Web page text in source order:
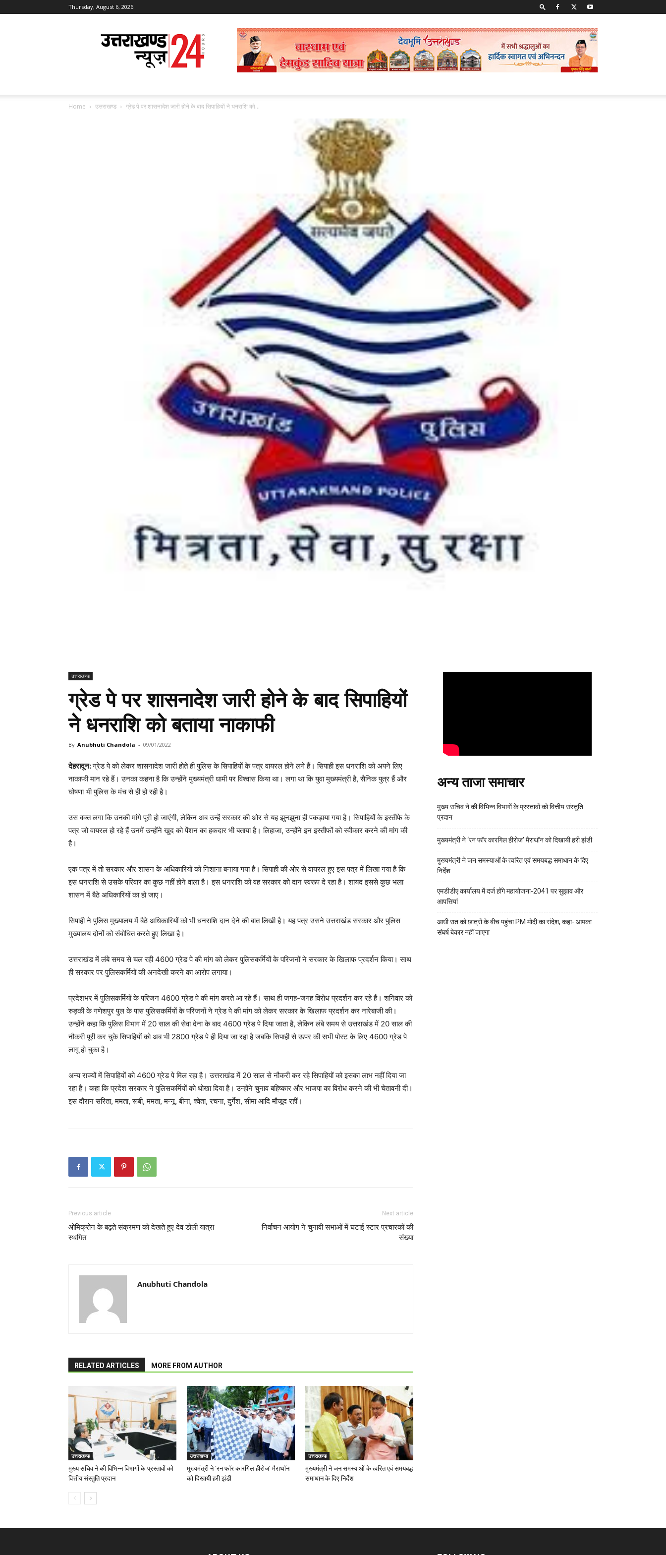
Thursday, August 6, 2026
Uttarakhand
News
24
Home उत्तराखण्ड ग्रेड पे पर शासनादेश जारी होने के बाद सिपाहियों ने धनराशि को...
उत्तराखण्ड
ग्रेड पे पर शासनादेश जारी होने के बाद सिपाहियों
ने धनराशि को बताया नाकाफी
By Anubhuti Chandola - 09/01/2022
देहरादून:ग्रेड पे को लेकर शासनादेश जारी होते ही पुलिस के सिपाहियों के पत्र वायरल होने लगे हैं। सिपाही इस धनराशि को अपने लिए
नाकाफी मान रहे हैं। उनका कहना है कि उन्होंने मुख्यमंत्री धामी पर विश्वास किया था। लगा था कि युवा मुख्यमंत्री है, सैनिक पुत्र हैं और
घोषणा भी पुलिस के मंच से ही हो रही है।
उस वक्त लगा कि उनकी मांगे पूरी हो जाएंगी, लेकिन अब उन्हें सरकार की ओर से यह झुनझुना ही पकड़ाया गया है। सिपाहियों के इस्तीफे के
पत्र जो वायरल हो रहे हैं उनमें उन्होंने खुद को पेंशन का हकदार भी बताया है। लिहाजा, उन्होंने इन इस्तीफों को स्वीकार करने की मांग की
है।
एक पत्र में तो सरकार और शासन के अधिकारियों को निशाना बनाया गया है। सिपाही की ओर से वायरल हुए इस पत्र में लिखा गया है कि
इस धनराशि से उसके परिवार का कुछ नहीं होने वाला है। इस धनराशि को वह सरकार को दान स्वरूप दे रहा है। शायद इससे कुछ भला
शासन में बैठे अधिकारियों का हो जाए।
सिपाही ने पुलिस मुख्यालय में बैठे अधिकारियों को भी धनराशि दान देने की बात लिखी है। यह पत्र उसने उत्तराखंड सरकार और पुलिस
मुख्यालय दोनों को संबोधित करते हुए लिखा है।
उत्तराखंड में लंबे समय से चल रही 4600 ग्रेड पे की मांग को लेकर पुलिसकर्मियों के परिजनों ने सरकार के खिलाफ प्रदर्शन किया। साथ
ही सरकार पर पुलिसकर्मियों की अनदेखी करने का आरोप लगाया।
प्रदेशभर में पुलिसकर्मियों के परिजन 4600 ग्रेड पे की मांग करते आ रहे हैं। साथ ही जगह-जगह विरोध प्रदर्शन कर रहे हैं। शनिवार को
रुड़की के गणेशपुर पुल के पास पुलिसकर्मियों के परिजनों ने ग्रेड पे की मांग को लेकर सरकार के खिलाफ प्रदर्शन कर नारेबाजी की।
उन्होंने कहा कि पुलिस विभाग में 20 साल की सेवा देना के बाद 4600 ग्रेड पे दिया जाता है, लेकिन लंबे समय से उत्तराखंड में 20 साल की
नौकरी पूरी कर चुके सिपाहियों को अब भी 2800 ग्रेड पे ही दिया जा रहा है जबकि सिपाही से ऊपर की सभी पोस्ट के लिए 4600 ग्रेड पे
लागू हो चुका है।
अन्य राज्यों में सिपाहियों को 4600 ग्रेड पे मिल रहा है। उत्तराखंड में 20 साल से नौकरी कर रहे सिपाहियों को इसका लाभ नहीं दिया जा
रहा है। कहा कि प्रदेश सरकार ने पुलिसकर्मियों को धोखा दिया है। उन्होंने चुनाव बहिष्कार और भाजपा का विरोध करने की भी चेतावनी दी।
इस दौरान सरिता, ममता, रूबी, ममता, मन्नू, बीना, श्वेता, रचना, दुर्गेश, सीमा आदि मौजूद रहीं।
Previous article
ओमिक्रोन के बढ़ते संक्रमण को देखते हुए देव डोली यात्रा
स्थगित
Next article
निर्वाचन आयोग ने चुनावी सभाओं में घटाई स्टार प्रचारकों की
संख्या
Anubhuti Chandola
RELATED ARTICLES MORE FROM AUTHOR
उत्तराखण्ड
मुख्य सचिव ने की विभिन्न विभागों के प्रस्तावों को
वित्तीय संस्तुति प्रदान
उत्तराखण्ड
मुख्यमंत्री ने ‘रन फॉर कारगिल हीरोज’ मैराथॉन
को दिखायी हरी झंडी
उत्तराखण्ड
मुख्यमंत्री ने जन समस्याओं के त्वरित एवं समयबद्ध
समाधान के दिए निर्देश
अन्य ताजा समाचार
मुख्य सचिव ने की विभिन्न विभागों के प्रस्तावों को वित्तीय संस्तुति
प्रदान
मुख्यमंत्री ने ‘रन फॉर कारगिल हीरोज’ मैराथॉन को दिखायी हरी झंडी
मुख्यमंत्री ने जन समस्याओं के त्वरित एवं समयबद्ध समाधान के दिए
निर्देश
एमडीडीए कार्यालय में दर्ज होंगे महायोजना-2041 पर सुझाव और
आपत्तियां
आधी रात को छात्रों के बीच पहुंचा PM मोदी का संदेश, कहा- आपका
संघर्ष बेकार नहीं जाएगा